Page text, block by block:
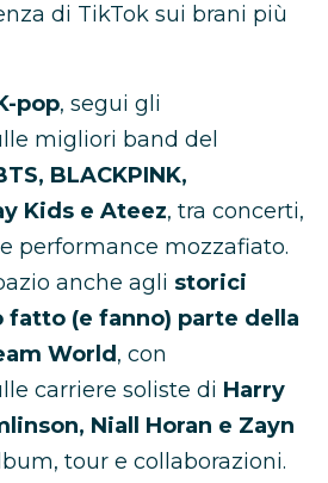
di TikTok sui brani più
pop, segui gli
migliori band del
BLACKPINK,
Kids e Ateez, tra concerti,
performance mozzafiato.
anche agli storici
fatto (e fanno) parte della
World , con
carriere soliste di Harry
Niall Horan e Zayn
tour e collaborazioni.